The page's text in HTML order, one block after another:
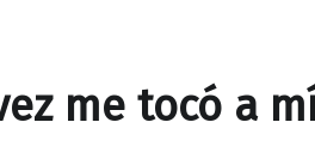
me tocó a